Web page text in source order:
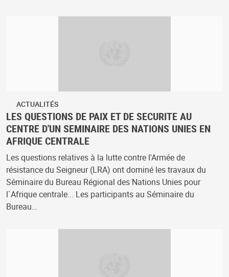
ACTUALITÉS
LES QUESTIONS DE PAIX ET DE SECURITE AU
CENTRE D'UN SEMINAIRE DES NATIONS UNIES EN
AFRIQUE CENTRALE
Les questions relatives à la lutte contre l'Armée de
résistance du Seigneur (LRA) ont dominé les travaux du
Séminaire du Bureau Régional des Nations Unies pour
l`Afrique centrale... Les participants au Séminaire du
Bureau…